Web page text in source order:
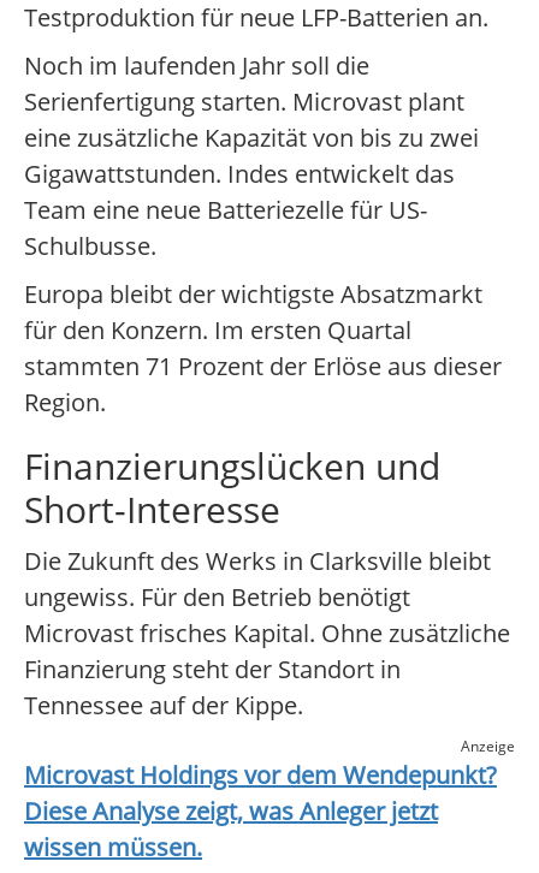
Testproduktion für neue LFP-Batterien an.
Noch im laufenden Jahr soll die
Serienfertigung starten. Microvast plant
eine zusätzliche Kapazität von bis zu zwei
Gigawattstunden. Indes entwickelt das
Team eine neue Batteriezelle für US-
Schulbusse.
Europa bleibt der wichtigste Absatzmarkt
für den Konzern. Im ersten Quartal
stammten 71 Prozent der Erlöse aus dieser
Region.
Finanzierungslücken und
Short-Interesse
Die Zukunft des Werks in Clarksville bleibt
ungewiss. Für den Betrieb benötigt
Microvast frisches Kapital. Ohne zusätzliche
Finanzierung steht der Standort in
Tennessee auf der Kippe.
Anzeige
Microvast Holdingsvor dem Wendepunkt?
Diese Analyse zeigt, was Anleger jetzt
wissen müssen.